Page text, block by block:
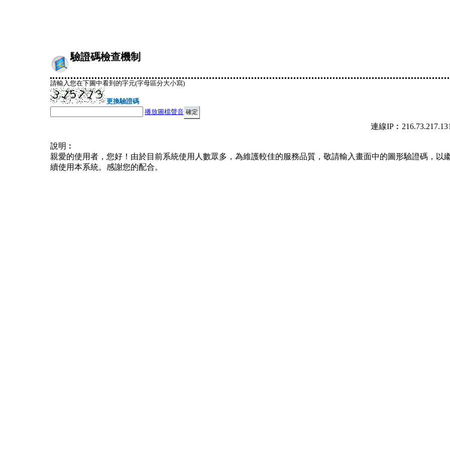
驗證碼檢查機制
請輸入您在下圖中看到的字元(字母區分大小寫)
更換驗證碼
播放圖檔聲音
連線
說明︰
親愛的使用者，您好！由於目前系統使用人數眾多，為維護較佳的服務品質，敬請輸入畫面中的圖形驗證碼，以
續使用本系統。感謝您的配合。